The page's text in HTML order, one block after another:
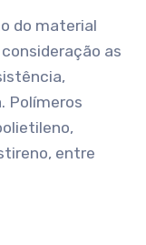
do material
as
Polímeros
entre